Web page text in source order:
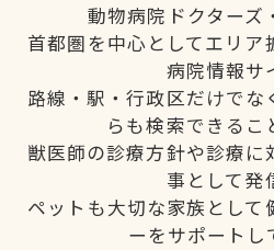
動物病院ドクターズ
首都圏を中心としてエリア
病院情報サ
路線・駅・行政区だけでな
らも検索できるこ
獣医師の診療方針や診療
事として発
ペットも大切な家族として
ーをサポートし